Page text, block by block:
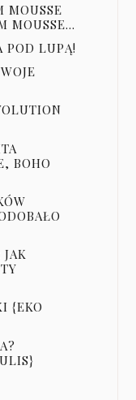
MOUSSE
MOUSSE...
POD LUPĄ!
BOHO
{EKO